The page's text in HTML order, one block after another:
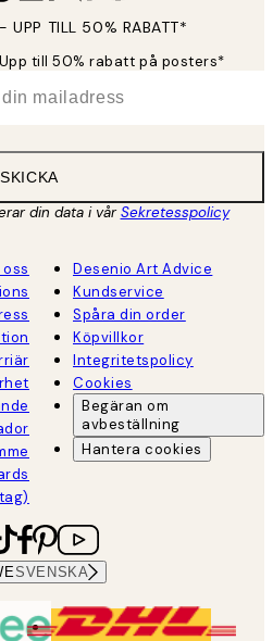
UPP TILL 50% RABATT*
till 50% rabatt på posters*
SKICKA
din data i vårSekretesspolicy
oss
Desenio Art Advice
Kundservice
Spåra din order
Köpvillkor
Integritetspolicy
Cookies
Begäran om
avbeställning
Hantera cookies
SVENSKA